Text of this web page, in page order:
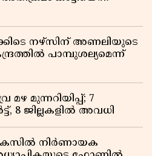
നഴ്സിന് അണലിയുടെ
പാമ്പുശല്യമെന്ന്
മുന്നറിയിപ്പ്; 7
8 ജില്ലകളിൽ അവധി
നിർണായക